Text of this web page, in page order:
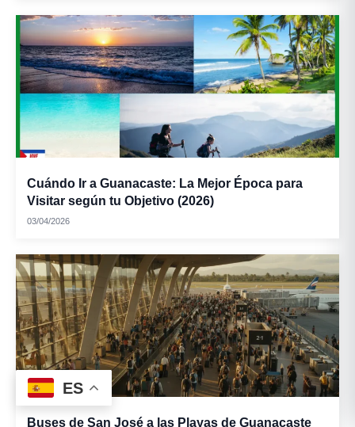
Cuándo Ir a Guanacaste: La Mejor Época para
Visitar según tu Objetivo (2026)
03/04/2026
Buses de San José a las Playas de Guanacaste
ES